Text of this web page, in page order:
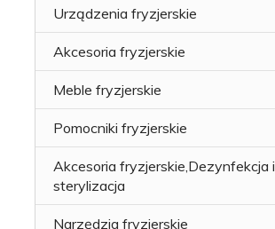
Urządzenia fryzjerskie
Akcesoria fryzjerskie
Meble fryzjerskie
Pomocniki fryzjerskie
Akcesoria fryzjerskie,Dezynfekcja i
sterylizacja
Narzędzia fryzjerskie